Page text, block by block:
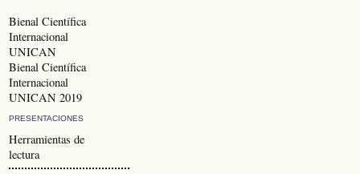
Bienal Científica
Internacional
UNICAN
Bienal Científica
Internacional
UNICAN 2019
PRESENTACIONES
Herramientas de
lectura